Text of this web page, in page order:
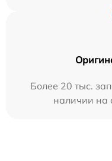
Более 20 тыс.
наличии на